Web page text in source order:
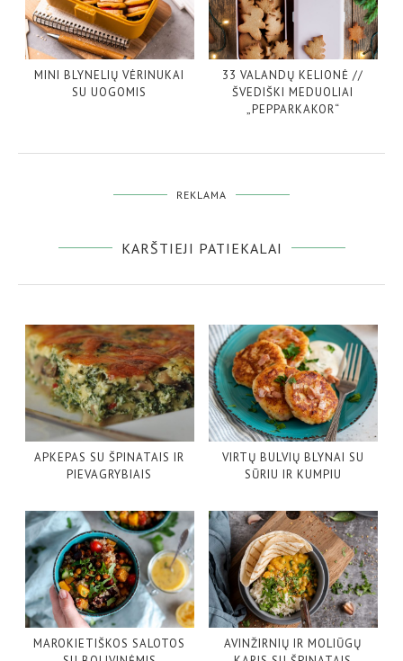
MINI BLYNELIŲ VĖRINUKAI
SU UOGOMIS
33 VALANDŲ KELIONĖ //
ŠVEDIŠKI MEDUOLIAI
„PEPPARKAKOR“
REKLAMA
KARŠTIEJI PATIEKALAI
APKEPAS SU ŠPINATAIS IR
PIEVAGRYBIAIS
VIRTŲ BULVIŲ BLYNAI SU
SŪRIU IR KUMPIU
MAROKIETIŠKOS SALOTOS
AVINŽIRNIŲ IR MOLIŪGŲ